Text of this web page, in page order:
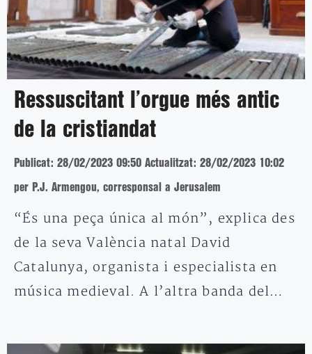
Ressuscitant l’orgue més antic
de la cristiandat
Publicat: 28/02/2023 09:50 Actualitzat: 28/02/2023 10:02
per P.J. Armengou, corresponsal a Jerusalem
“És una peça única al món”, explica des
de la seva València natal David
Catalunya, organista i especialista en
música medieval. A l’altra banda del…